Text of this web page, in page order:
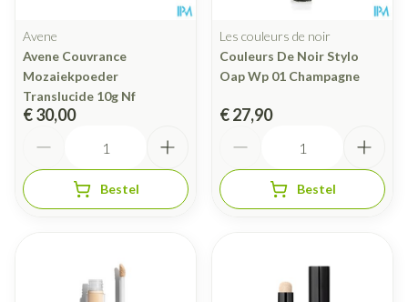
Avene
Avene Couvrance
Mozaiekpoeder
Translucide 10g Nf
€ 30,00
Bestel
Les couleurs de noir
Couleurs De Noir Stylo
Oap Wp 01 Champagne
€ 27,90
Bestel